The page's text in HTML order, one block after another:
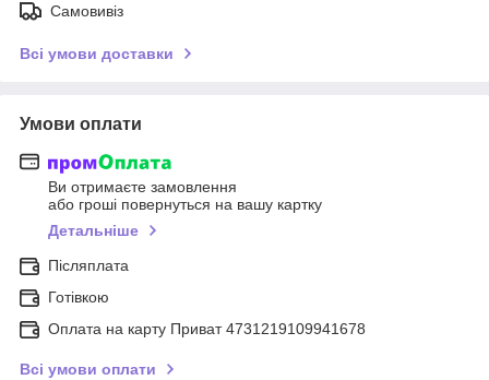
Самовивіз
Всі умови доставки
Умови оплати
Ви отримаєте замовлення
або гроші повернуться на вашу картку
Детальніше
Післяплата
Готівкою
Оплата на карту Приват 4731219109941678
Всі умови оплати